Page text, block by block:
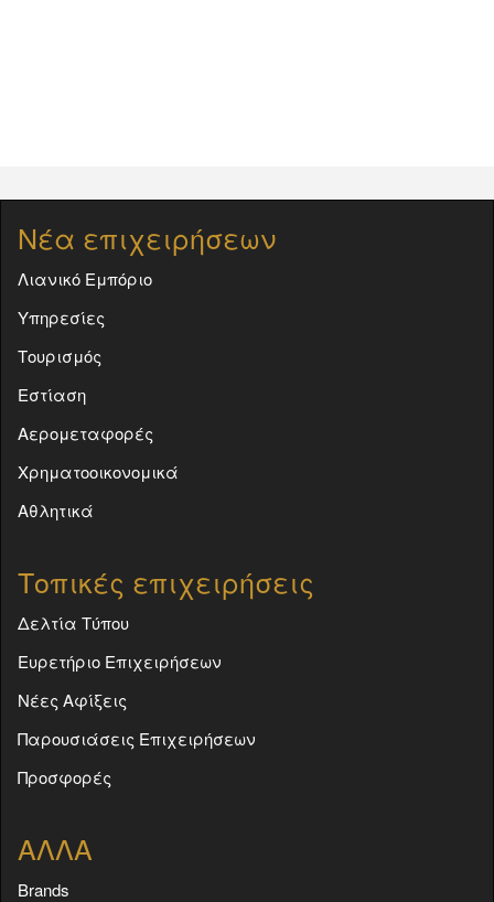
Νέα επιχειρήσεων
Λιανικό Εμπόριο
Υπηρεσίες
Τουρισμός
Εστίαση
Αερομεταφορές
Χρηματοοικονομικά
Αθλητικά
Τοπικές επιχειρήσεις
Δελτία Τύπου
Ευρετήριο Επιχειρήσεων
Νέες Αφίξεις
Παρουσιάσεις Επιχειρήσεων
Προσφορές
ΑΛΛΑ
Brands